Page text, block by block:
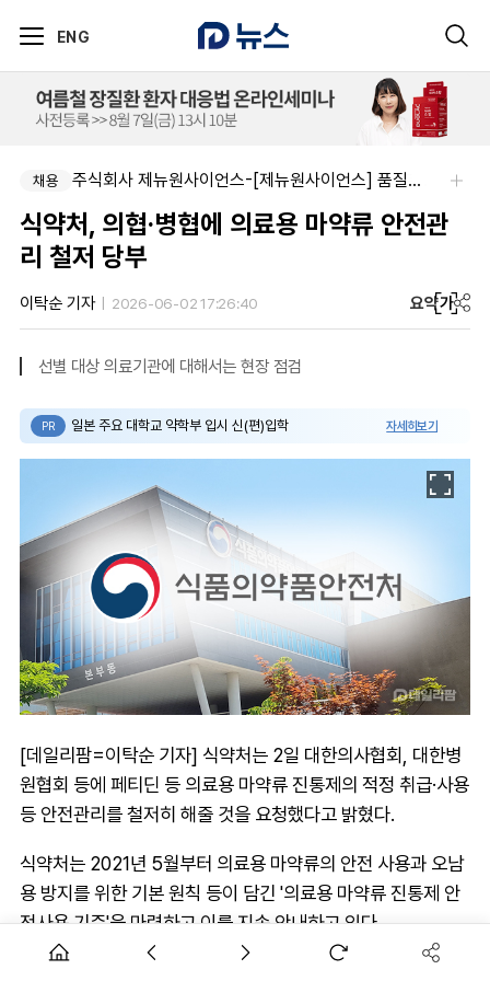
ENG
채용 주식회사 제뉴원사이언스-[제뉴원사이언스] 품질관리약사 모집(경력무관)
채용 주식회사 에일리크-메디컬 커뮤니케이션 컨설턴트(Associate) / 메디컬라이터 채용
식약처, 의협·병협에 의료용 마약류 안전관
리 철저 당부
이탁순 기자 2026-06-02 17:26:40 요약가
선별 대상 의료기관에 대해서는 현장 점검
PR 일본 주요 대학교 약학부 입시 신(편)입학 자세히보기
[데일리팜=이탁순 기자] 식약처는 2일 대한의사협회, 대한병
원협회 등에 페티딘 등 의료용 마약류 진통제의 적정 취급·사용
등 안전관리를 철저히 해줄 것을 요청했다고 밝혔다.
식약처는 2021년 5월부터 의료용 마약류의 안전 사용과 오남
용 방지를 위한 기본 원칙 등이 담긴 '의료용 마약류 진통제 안
전사용 기준'을 마련하고 이를 지속 안내하고 있다.